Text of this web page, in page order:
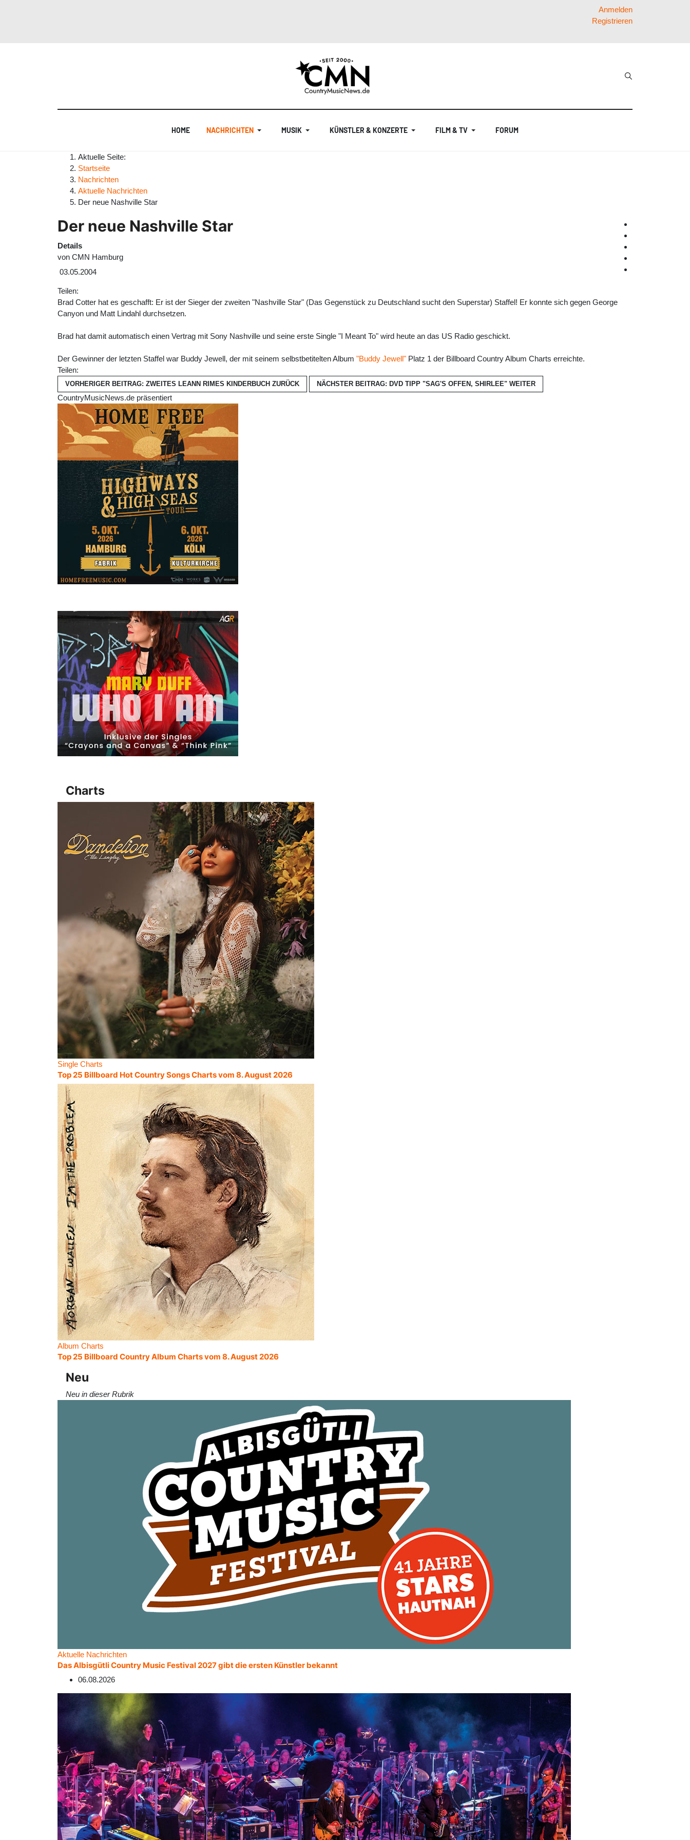
Anmelden
Registrieren
HOME NACHRICHTEN MUSIK KÜNSTLER & KONZERTE FILM & TV FORUM
Aktuelle Seite:
Startseite
Nachrichten
Aktuelle Nachrichten
Der neue Nashville Star
Der neue Nashville Star
Details
von CMN Hamburg
03.05.2004
Teilen:
Brad Cotter hat es geschafft: Er ist der Sieger der zweiten "Nashville Star" (Das Gegenstück zu Deutschland sucht den Superstar) Staffel! Er konnte sich gegen George
Canyon und Matt Lindahl durchsetzen.
Brad hat damit automatisch einen Vertrag mit Sony Nashville und seine erste Single "I Meant To" wird heute an das US Radio geschickt.
Der Gewinner der letzten Staffel war Buddy Jewell, der mit seinem selbstbetitelten Album "Buddy Jewell" Platz 1 der Billboard Country Album Charts erreichte.
Teilen:
VORHERIGER BEITRAG: ZWEITES LEANN RIMES KINDERBUCH ZURÜCK NÄCHSTER BEITRAG: DVD TIPP "SAG'S OFFEN, SHIRLEE" WEITER
CountryMusicNews.de präsentiert
Charts
Single Charts
Top 25 Billboard Hot Country Songs Charts vom 8. August 2026
Album Charts
Top 25 Billboard Country Album Charts vom 8. August 2026
Neu
Neu in dieser Rubrik
Aktuelle Nachrichten
Das Albisgütli Country Music Festival 2027 gibt die ersten Künstler bekannt
06.08.2026